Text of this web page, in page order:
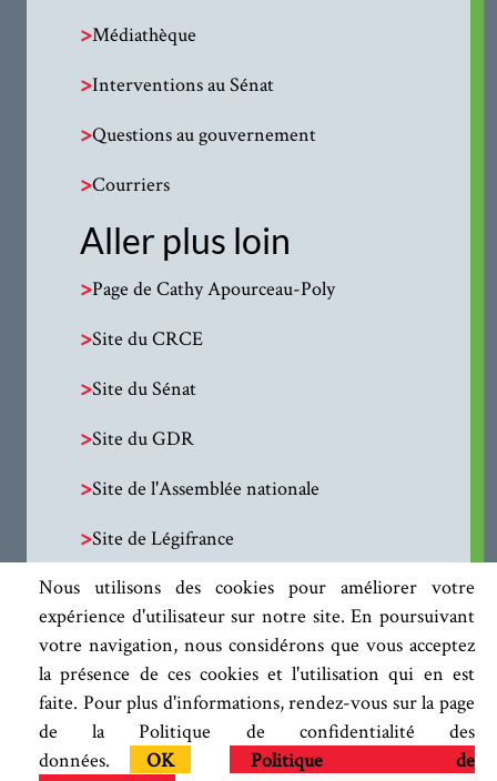
Nous utilisons des cookies pour améliorer votre
expérience d'utilisateur sur notre site. En poursuivant
votre navigation, nous considérons que vous acceptez
la présence de ces cookies et l'utilisation qui en est
faite. Pour plus d'informations, rendez-vous sur la page
de la Politique de confidentialité des
données.
OK
Politique de
>Médiathèque
>Interventions au Sénat
>Questions au gouvernement
>Courriers
Aller plus loin
>Page de Cathy Apourceau-Poly
>Site du CRCE
>Site du Sénat
>Site du GDR
>Site de l'Assemblée nationale
>Site de Légifrance